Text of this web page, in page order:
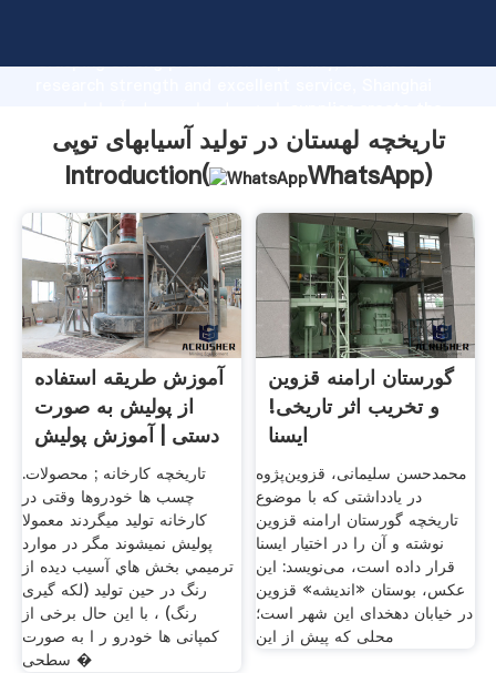
Grasping strong production capability, advanced
value and bring values to all of customers.
تاریخچه لهستان در تولید آسیابهای توپی
Introduction(
WhatsApp)
آموزش طریقه استفاده
از پولیش به صورت
دستی | آموزش پولیش
ها
تاریخچه کارخانه ; محصولات.
چسب ها خودروها وقتی در
کارخانه تولید میگردند معمولا
پولیش نمیشوند مگر در موارد
ترميمي بخش هاي آسيب ديده از
رنگ در حین تولید (لکه گیری
رنگ) ، با این حال برخی از
کمپانی ها خودرو ر ا به صورت
سطحی �
گورستان ارامنه قزوین
و تخریب اثر تاریخی!
ایسنا
محمدحسن سلیمانی، قزوین‌پژوه
در یادداشتی که با موضوع
تاریخچه گورستان ارامنه قزوین
نوشته و آن را در اختیار ایسنا
قرار داده است، می‌نویسد: این
عکس، بوستان «اندیشه» قزوین
در خیابان دهخدای این شهر است؛
محلی که پیش از این